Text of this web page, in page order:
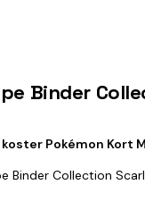
Binder
koster Pokémon Kort
Binder Collection